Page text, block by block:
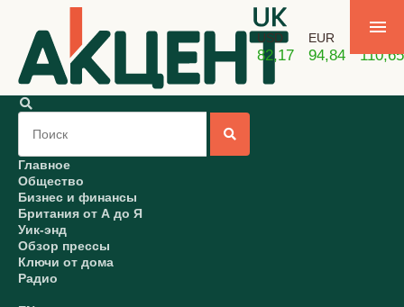
USD
82,17
EUR
94,84 110,65
Главное
Общество
Бизнес и финансы
Британия от А до Я
Уик-энд
Обзор прессы
Ключи от дома
Радио